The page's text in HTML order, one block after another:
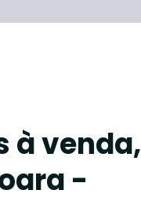
à venda,
-